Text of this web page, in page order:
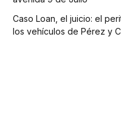
Caso Loan, el juicio: el
los vehículos de Pérez y